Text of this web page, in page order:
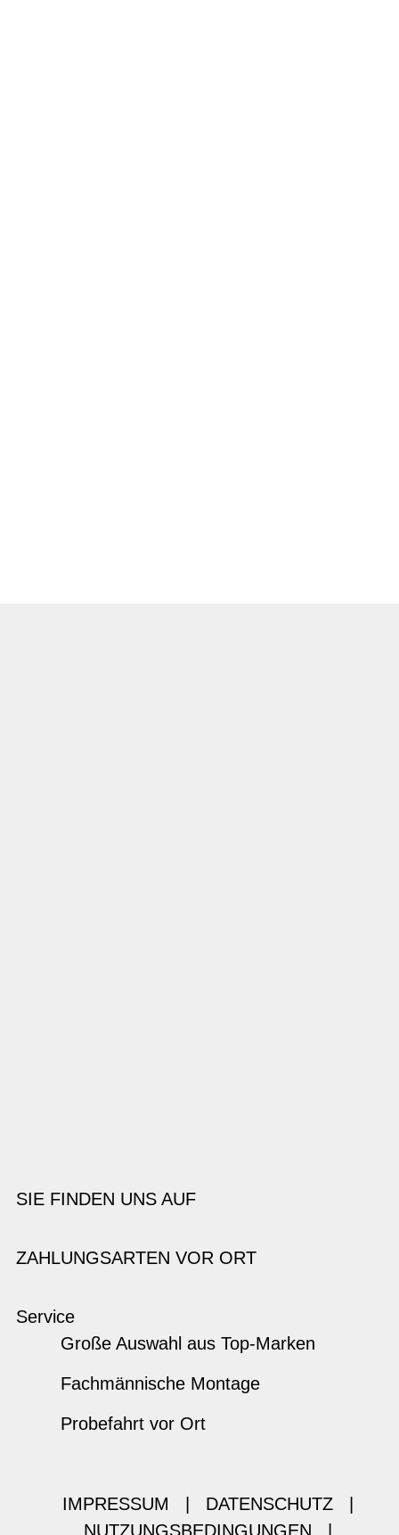
SIE FINDEN UNS AUF
ZAHLUNGSARTEN VOR ORT
Service
Große Auswahl aus Top-Marken
Fachmännische Montage
Probefahrt vor Ort
IMPRESSUM DATENSCHUTZ
NUTZUNGSBEDINGUNGEN